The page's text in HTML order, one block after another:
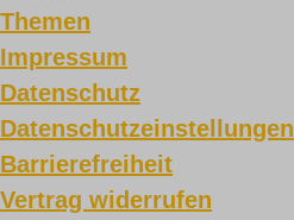
Themen
Impressum
Datenschutz
Datenschutzeinstellungen
Barrierefreiheit
Vertrag widerrufen